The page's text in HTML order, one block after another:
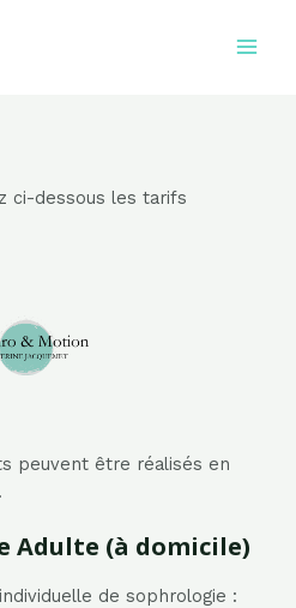
ci-dessous les tarifs
peuvent être réalisés en
Adulte (à domicile)
de sophrologie :